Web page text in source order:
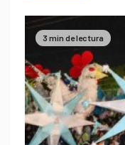
3 min de lectura